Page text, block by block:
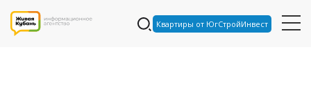
Квартиры от ЮгСтройИнвест